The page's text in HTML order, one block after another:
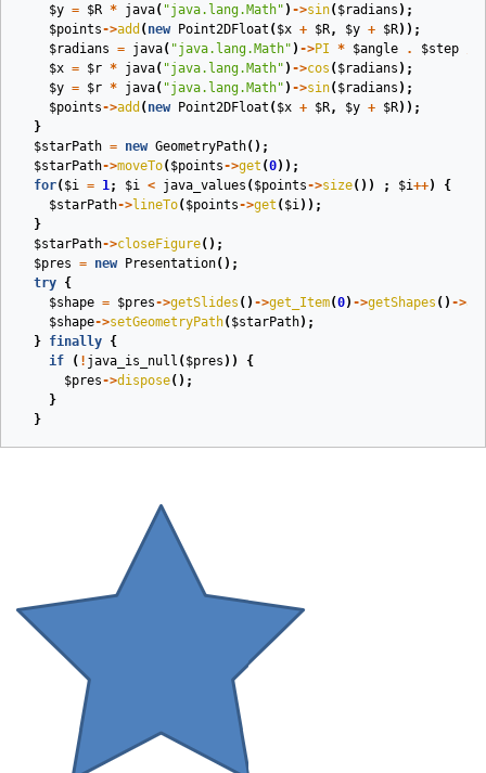
$y = $R * java( "java.lang.Math" ) ->sin( $radians );
$points->add ( new Point2DFloat ( $x + $R, $y + $R));
$radians = java( "java.lang.Math" ) ->PI * $angle . $step
$x = $r * java( "java.lang.Math" ) ->cos ( $radians );
$y = $r * java( "java.lang.Math" ) ->sin( $radians );
$points->add ( new Point2DFloat ( $x + $R, $y + $R));
}
$starPath = new GeometryPath();
$starPath->moveTo( $points->get (0));
for( $i = 1; $i < java_values ( $points->size()) ; $i++)
{
$starPath->lineTo( $points->get ( $i));
}
$starPath->closeFigure();
$pres = new Presentation();
try {
$shape = $pres->getSlides () ->get_Item(0) ->getShapes () ->
$shape->setGeometryPath( $starPath);
} finally {
if
( ! java_is_null ( $pres ))
{
$pres->dispose();
}
}